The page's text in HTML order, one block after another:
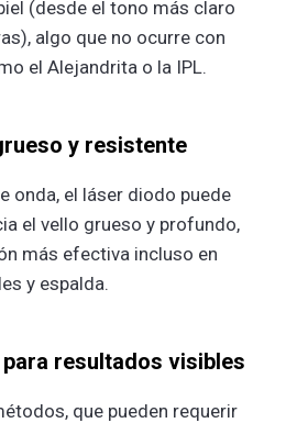
(desde el tono más claro
algo que no ocurre con
el Alejandrita o la IPL.
y resistente
onda, el láser diodo puede
el vello grueso y profundo,
más efectiva incluso en
y espalda.
resultados visibles
que pueden requerir